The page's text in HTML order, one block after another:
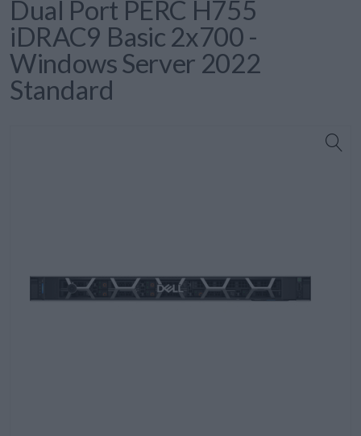
Dual Port PERC H755
iDRAC9 Basic 2x700 -
Windows Server 2022
Standard